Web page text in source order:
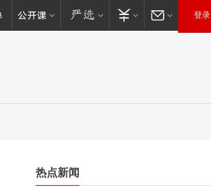
登录
热点新闻